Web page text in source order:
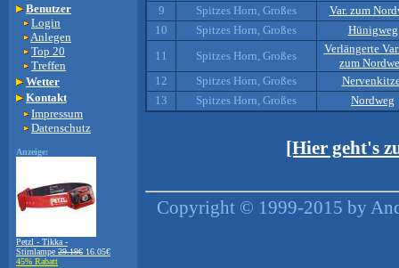
Benutzer
Login
Anlegen
Top 20
Treffen
Wetter
Kontakt
Impressum
Datenschutz
Anzeige:
Petzl - Tikka -
Stirnlampe 29.19€ 16.05€
45% Rabatt
9
Spitzes Horn, Großes
Var. zum
10
Spitzes Horn, Großes
Hünigweg
11
Spitzes Horn, Großes
Verlängerte
zum
12
Spitzes Horn, Großes
13
Spitzes Horn, Großes Nordweg
[Hier geht's
Copyright © 1999-2015 by